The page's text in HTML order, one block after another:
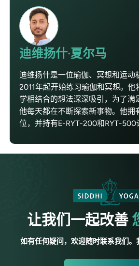
迪维扬什·夏尔马
迪维扬什是一位瑜伽、冥想和运动
2011年起开始练习瑜伽和冥想。他
学相结合的想法深深吸引，为了满
他每天都在不断探索新事物。他拥
位，并持有E-RYT-200和RYT-500
让我们一起改善
如有任何疑问，欢迎随时联系我们。